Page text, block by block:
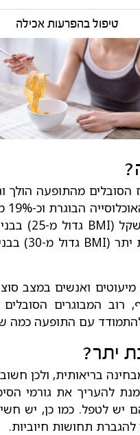
טיפול בהפרעות אכילה
הסובלים מהתופעה הולך
ואנשים במצב
רוב המבוגרים
עם התופעה כמה
יתר?
בריאותית, ולכן
מנת להעריך את גורמי
יש לטפל. כמו כן, יש
תחושות חיוביות.